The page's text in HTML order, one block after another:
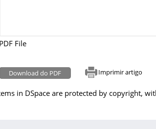
PDF File
Download do PDF Imprimir artigo
in DSpace are protected by copyright,